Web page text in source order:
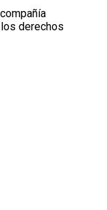
derechos